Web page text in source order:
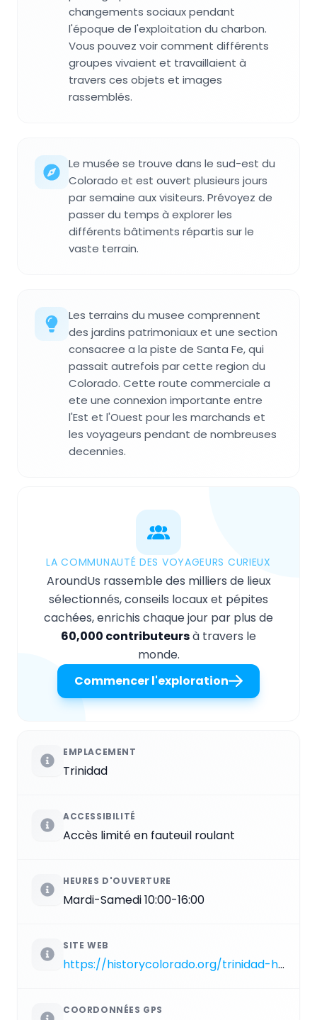
changements sociaux pendant
l'époque de l'exploitation du charbon.
Vous pouvez voir comment différents
groupes vivaient et travaillaient à
travers ces objets et images
rassemblés.
Le musée se trouve dans le sud-est du
Colorado et est ouvert plusieurs jours
par semaine aux visiteurs. Prévoyez de
passer du temps à explorer les
différents bâtiments répartis sur le
vaste terrain.
Les terrains du musee comprennent
des jardins patrimoniaux et une section
consacree a la piste de Santa Fe, qui
passait autrefois par cette region du
Colorado. Cette route commerciale a
ete une connexion importante entre
l'Est et l'Ouest pour les marchands et
les voyageurs pendant de nombreuses
decennies.
LA COMMUNAUTÉ DES VOYAGEURS CURIEUX
AroundUs rassemble des milliers de lieux
sélectionnés, conseils locaux et pépites
cachées, enrichis chaque jour par plus de
60,000 contributeursà travers le
monde.
Commencer l'exploration
EMPLACEMENT
Trinidad
ACCESSIBILITÉ
Accès limité en fauteuil roulant
HEURES D'OUVERTURE
Mardi-Samedi 10:00-16:00
SITE WEB
https://historycolorado.org/trinidad-history-museum
COORDONNÉES GPS